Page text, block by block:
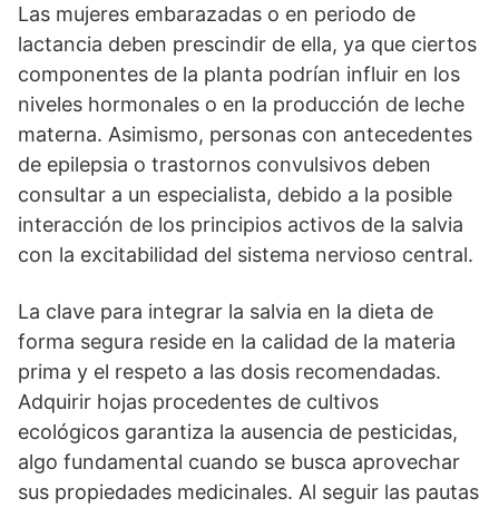
Las mujeres embarazadas o en periodo de
lactancia deben prescindir de ella, ya que ciertos
componentes de la planta podrían influir en los
niveles hormonales o en la producción de leche
materna. Asimismo, personas con antecedentes
de epilepsia o trastornos convulsivos deben
consultar a un especialista, debido a la posible
interacción de los principios activos de la salvia
con la excitabilidad del sistema nervioso central.
La clave para integrar la salvia en la dieta de
forma segura reside en la calidad de la materia
prima y el respeto a las dosis recomendadas.
Adquirir hojas procedentes de cultivos
ecológicos garantiza la ausencia de pesticidas,
algo fundamental cuando se busca aprovechar
sus propiedades medicinales. Al seguir las pautas